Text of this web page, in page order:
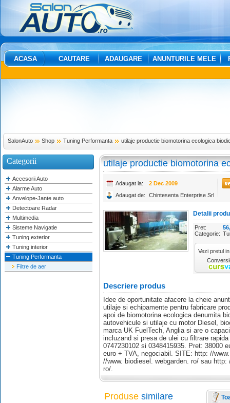
ACASA CAUTARE ADAUGARE ANUNTURILE MELE
SalonAuto Shop Tuning Performanta utilaje productie biomotorina ecologica
Categorii
Accesorii Auto
Alarme Auto
Anvelope-Jante auto
Detectoare Radar
Multimedia
Sisteme Navigatie
Tuning exterior
Tuning interior
Tuning Performanta
Filtre de aer
utilaje productie biomotorina
Adaugat la:
2 Dec 2009
Adaugat de:
Chintesenta Enterprise Srl
Detalii
Pret:
Categorie:
Vezi pretul in
Descriere produs
Idee de oportunitate afacere la cheie
utilaje si echipamente pentru fabricare
apoi de biomotorina ecologica denumita
autovehicule si utilaje cu motor Diesel,
marca UK FuelTech, Anglia si are o
incluzand si presa de ulei cu filtrare
0747230102 si 0348415935. Pret: 38000
euro + TVA, negociabil. SITE: http: //
//www. biodiesel. webgarden. ro/ sau
ro/.
Produse similare